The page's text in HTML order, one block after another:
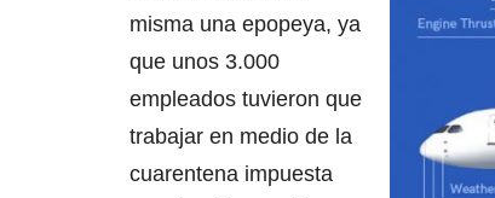
misma una epopeya, ya
que unos 3.000
empleados tuvieron que
trabajar en medio de la
cuarentena impuesta